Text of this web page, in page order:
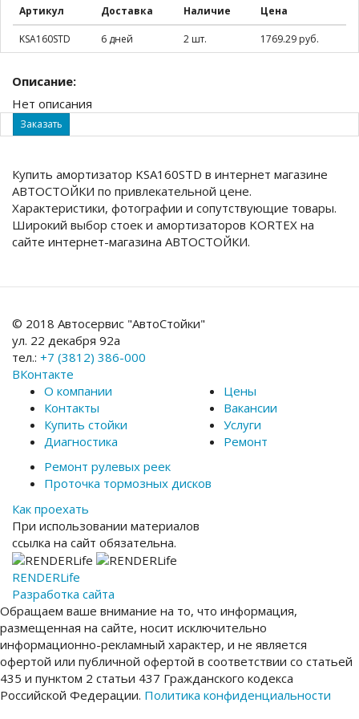
Артикул Доставка Наличие Цена
KSA160STD 6 дней 2 шт. 1769.29 руб.
Описание:
Нет описания
Заказать
Купить амортизатор KSA160STD в интернет магазине
АВТОСТОЙКИ по привлекательной цене.
Характеристики, фотографии и сопутствующие товары.
Широкий выбор стоек и амортизаторов KORTEX на
сайте интернет-магазина АВТОСТОЙКИ.
© 2018 Автосервис "АвтоСтойки"
ул. 22 декабря 92а
тел.: +7 (3812) 386-000
ВКонтакте
О компании
Контакты
Купить стойки
Диагностика
Цены
Вакансии
Услуги
Ремонт
Ремонт рулевых реек
Проточка тормозных дисков
Как проехать
При использовании материалов
ссылка на сайт обязательна.
RENDERLife
Разработка сайта
Обращаем ваше внимание на то, что информация,
размещенная на сайте, носит исключительно
информационно-рекламный характер, и не является
офертой или публичной офертой в соответствии со статьей
435 и пунктом 2 статьи 437 Гражданского кодекса
Российской Федерации. Политика конфиденциальности